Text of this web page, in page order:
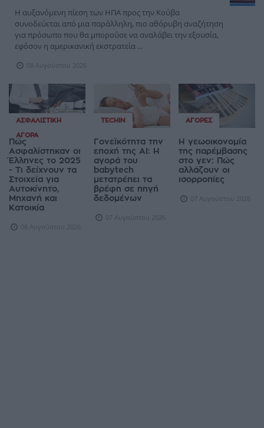
Η αυξανόμενη πίεση των ΗΠΑ προς την Κούβα
συνοδεύεται από μια παράλληλη, πιο αθόρυβη αναζήτηση
για πρόσωπο που θα μπορούσε να αναλάβει την εξουσία,
εφόσον η αμερικανική εκστρατεία ...
08 Αυγούστου 2026
ΑΣΦΑΛΙΣΤΙΚΉ
ΑΓΟΡΆ
Πώς
Ασφαλίστηκαν οι
Έλληνες το 2025
- Τι δείχνουν τα
Στοιχεία για
Αυτοκίνητο,
Μηχανή και
Κατοικία
08 Αυγούστου 2026
TECHIN
Γονεϊκότητα την
εποχή της AI: Η
αγορά του
babytech
μετατρέπει τα
βρέφη σε πηγή
δεδομένων
07 Αυγούστου 2026
ΑΓΟΡΈΣ
Η γεωοικονομία
της παρέμβασης
στο γεν: Πώς
αλλάζουν οι
ισορροπίες
07 Αυγούστου 2026